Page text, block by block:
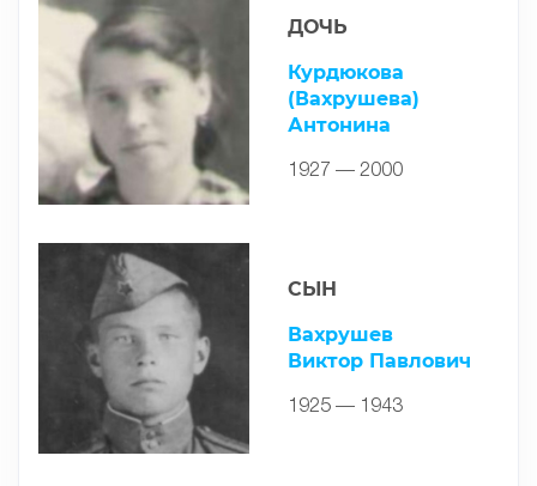
ДОЧЬ
Курдюкова
(Вахрушева)
Антонина
1927 — 2000
СЫН
Вахрушев
Виктор Павлович
1925 — 1943